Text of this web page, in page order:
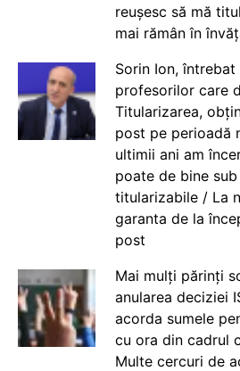
reușesc să mă
mai rămân în
Sorin Ion,
profesorilor care
Titularizarea,
post pe perioadă
ultimii ani am
poate de bine
titularizabile / La
garanta de la
post
Mai mulți părinți
anularea deciziei
acorda sumele
cu ora din cadrul
Multe cercuri de